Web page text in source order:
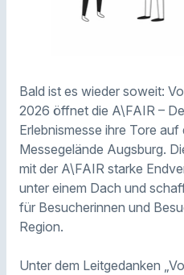
Bald ist es wieder soweit:
2026 öffnet die A\FAIR –
Erlebnismesse ihre Tore auf
Messegelände Augsburg.
mit der A\FAIR starke
unter einem Dach und
für Besucherinnen und
Region.
Unter dem Leitgedanken